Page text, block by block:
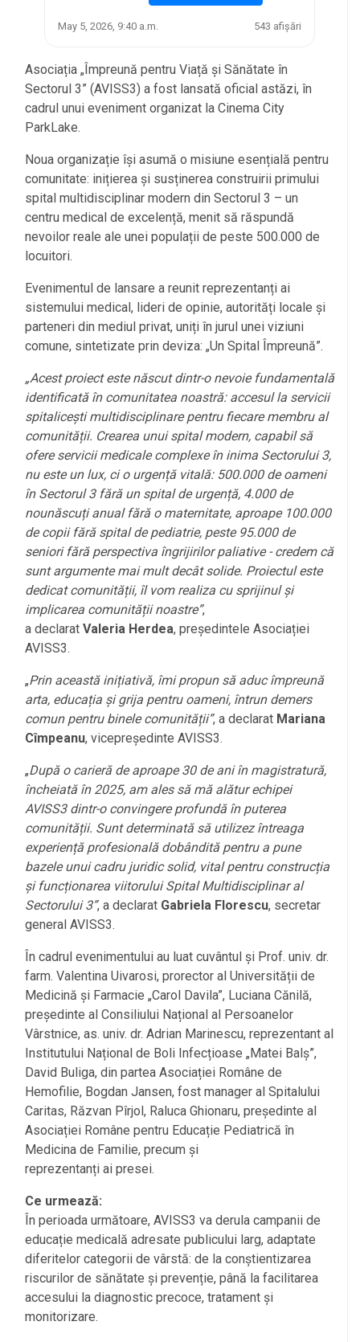
May 5, 2026, 9:40 a.m. 543 afișări
Asociația „Împreună pentru Viață și Sănătate în
Sectorul 3” (AVISS3) a fost lansată oficial astăzi, în
cadrul unui eveniment organizat la Cinema City
ParkLake.
Noua organizație își asumă o misiune esențială pentru
comunitate: inițierea și susținerea construirii primului
spital multidisciplinar modern din Sectorul 3 – un
centru medical de excelență, menit să răspundă
nevoilor reale ale unei populații de peste 500.000 de
locuitori.
Evenimentul de lansare a reunit reprezentanți ai
sistemului medical, lideri de opinie, autorități locale și
parteneri din mediul privat, uniți în jurul unei viziuni
comune, sintetizate prin deviza: „Un Spital Împreună”.
„Acest proiect este născut dintr-o nevoie fundamentală
identificată în comunitatea noastră: accesul la servicii
spitalicești multidisciplinare pentru fiecare membru al
comunității. Crearea unui spital modern, capabil să
ofere servicii medicale complexe în inima Sectorului 3,
nu este un lux, ci o urgență vitală: 500.000 de oameni
în Sectorul 3 fără un spital de urgență, 4.000 de
nounăscuți anual fără o maternitate, aproape 100.000
de copii fără spital de pediatrie, peste 95.000 de
seniori fără perspectiva îngrijirilor paliative - credem că
sunt argumente mai mult decât solide. Proiectul este
dedicat comunității, îl vom realiza cu sprijinul și
implicarea comunității noastre”,
a declarat Valeria Herdea, președintele Asociației
AVISS3.
„Prin această inițiativă, îmi propun să aduc împreună
arta, educația și grija pentru oameni, întrun demers
comun pentru binele comunității”, a declarat Mariana
Cîmpeanu, vicepreședinte AVISS3.
„După o carieră de aproape 30 de ani în magistratură,
încheiată în 2025, am ales să mă alătur echipei
AVISS3 dintr-o convingere profundă în puterea
comunității. Sunt determinată să utilizez întreaga
experiență profesională dobândită pentru a pune
bazele unui cadru juridic solid, vital pentru construcția
și funcționarea viitorului Spital Multidisciplinar al
Sectorului 3”, a declarat Gabriela Florescu, secretar
general AVISS3.
În cadrul evenimentului au luat cuvântul și Prof. univ. dr.
farm. Valentina Uivarosi, prorector al Universității de
Medicină și Farmacie „Carol Davila”, Luciana Cănilă,
președinte al Consiliului Național al Persoanelor
Vârstnice, as. univ. dr. Adrian Marinescu, reprezentant al
Institutului Național de Boli Infecțioase „Matei Balș”,
David Buliga, din partea Asociației Române de
Hemofilie, Bogdan Jansen, fost manager al Spitalului
Caritas, Răzvan Pîrjol, Raluca Ghionaru, președinte al
Asociației Române pentru Educație Pediatrică în
Medicina de Familie, precum și
reprezentanți ai presei.
Ce urmează:
În perioada următoare, AVISS3 va derula campanii de
educație medicală adresate publicului larg, adaptate
diferitelor categorii de vârstă: de la conștientizarea
riscurilor de sănătate și prevenție, până la facilitarea
accesului la diagnostic precoce, tratament și
monitorizare.